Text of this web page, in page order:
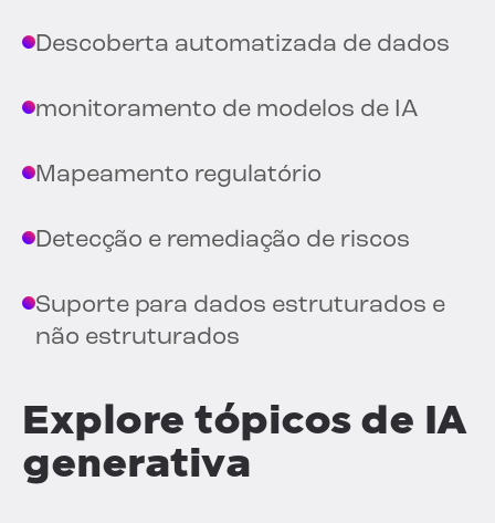
Descoberta automatizada de dados
monitoramento de modelos de IA
Mapeamento regulatório
Detecção e remediação de riscos
Suporte para dados estruturados e
não estruturados
Explore tópicos de IA
generativa